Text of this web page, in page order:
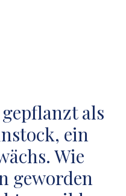
als
ein
Wie
geworden